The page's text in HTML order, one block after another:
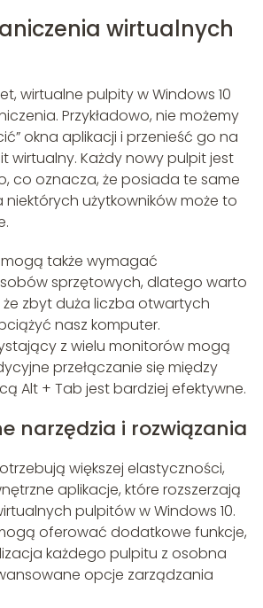
wirtualnych
wirtualne pulpity w Windows 10
Przykładowo, nie możemy
okna aplikacji i przenieść go na
wirtualny. Każdy nowy pulpit jest
co oznacza, że posiada te same
niektórych użytkowników może to
także wymagać
sprzętowych, dlatego warto
zbyt duża liczba otwartych
nasz komputer.
z wielu monitorów mogą
przełączanie się między
Alt + Tab jest bardziej efektywne.
narzędzia i rozwiązania
większej elastyczności,
aplikacje, które rozszerzają
pulpitów w Windows 10.
oferować dodatkowe funkcje,
każdego pulpitu z osobna
opcje zarządzania